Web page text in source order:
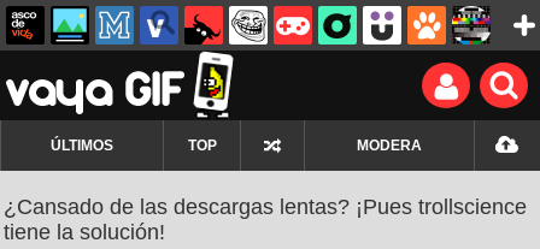
ÚLTIMOS TOP MODERA
¿Cansado de las descargas lentas? ¡Pues trollscience
tiene la solución!